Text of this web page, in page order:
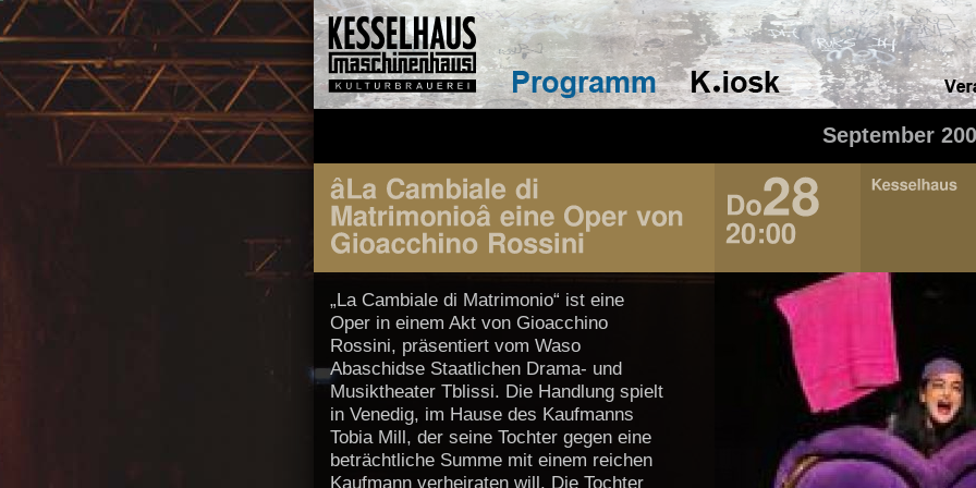
September
„La Cambiale di Matrimonio“ ist eine
Oper in einem Akt von Gioacchino
Rossini, präsentiert vom Waso
Abaschidse Staatlichen Drama- und
Musiktheater Tblissi. Die Handlung spielt
in Venedig, im Hause des Kaufmanns
Tobia Mill, der seine Tochter gegen eine
beträchtliche Summe mit einem reichen
Kaufmann verheiraten will. Die Tochter